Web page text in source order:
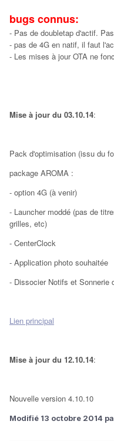
bugs connus:
- Pas de doubletap d'actif.
- pas de 4G en natif, il faut
- Les mises à jour OTA ne
Mise à jour du 03.10.14:
Pack d'optimisation (issu du
package AROMA :
- option 4G (à venir)
- Launcher moddé (pas de
grilles, etc)
- CenterClock
- Application photo souhaitée
- Dissocier Notifs et Sonnerie
Lien principal
Mise à jour du 12.10.14:
Nouvelle version 4.10.10
Modifié 13 octobre 2014